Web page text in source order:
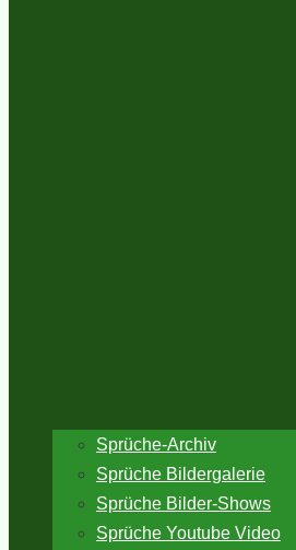
Sprüche-Archiv
Sprüche Bildergalerie
Sprüche Bilder-Shows
Sprüche Youtube Video